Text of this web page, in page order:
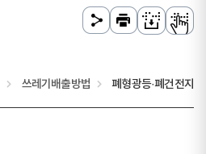
쓰레기배출방법 폐형광등·폐건전지